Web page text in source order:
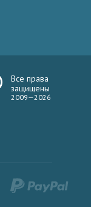
Все права
защищены
2009—2026